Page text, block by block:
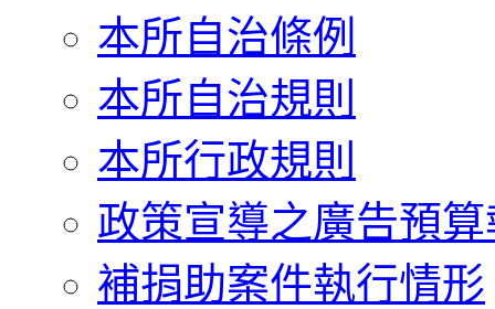
本所自治條例
本所自治規則
本所行政規則
政策宣導之廣告預
補捐助案件執行情形